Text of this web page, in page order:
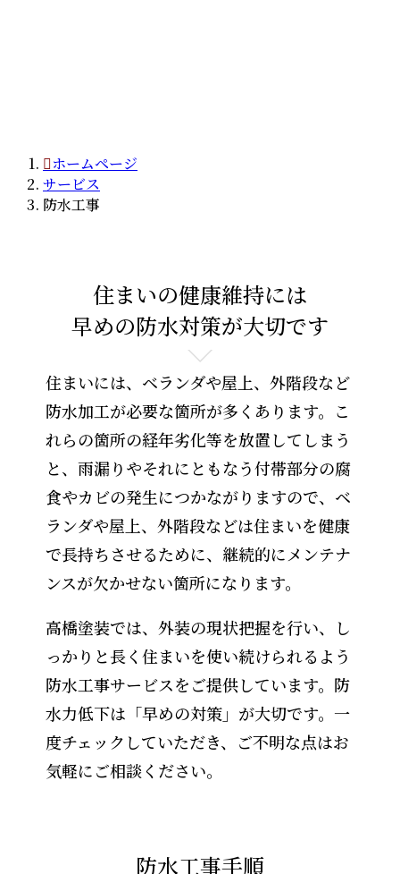
ホームページ
サービス
防水工事
住まいの健康維持には
早めの防水対策が大切です
住まいには、ベランダや屋上、外階段など
防水加工が必要な箇所が多くあります。こ
れらの箇所の経年劣化等を放置してしまう
と、雨漏りやそれにともなう付帯部分の腐
食やカビの発生につかながりますので、ベ
ランダや屋上、外階段などは住まいを健康
で長持ちさせるために、継続的にメンテナ
ンスが欠かせない箇所になります。
高橋塗装では、外装の現状把握を行い、し
っかりと長く住まいを使い続けられるよう
防水工事サービスをご提供しています。防
水力低下は「早めの対策」が大切です。一
度チェックしていただき、ご不明な点はお
気軽にご相談ください。
防水工事手順